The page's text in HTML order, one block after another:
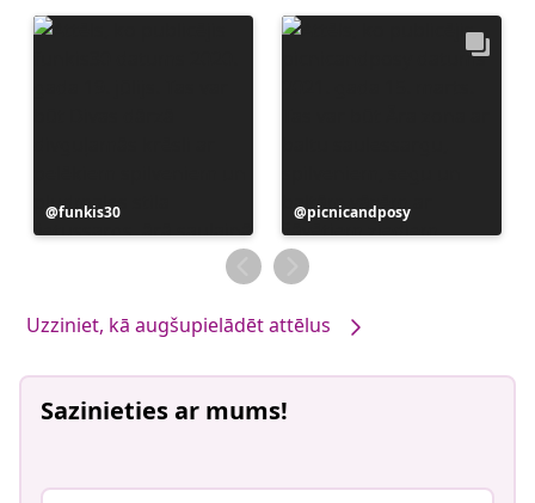
Ierakstu
publicējis
funkis30
Ierakstu
publicējis
picnicandposy
Uzziniet, kā augšupielādēt attēlus
Sazinieties ar mums!